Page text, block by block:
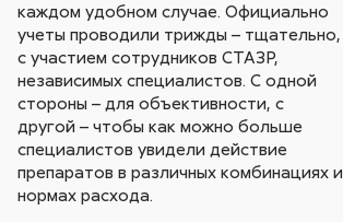
каждом удобном случае. Официально
учеты проводили трижды – тщательно,
с участием сотрудников СТАЗР,
независимых специалистов. С одной
стороны – для объективности, с
другой – чтобы как можно больше
специалистов увидели действие
препаратов в различных комбинациях и
нормах расхода.